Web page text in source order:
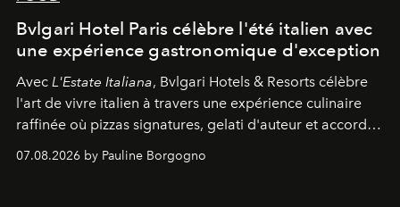
Bvlgari Hotel Paris célèbre l'été italien avec
une expérience gastronomique d'exception
Avec L'Estate Italiana, Bvlgari Hotels & Resorts célèbre
l'art de vivre italien à travers une expérience culinaire
raffinée où pizzas signatures, gelati d'auteur et accords
d'exception composent un véritable voyage sensoriel.
07.08.2026 by Pauline Borgogno